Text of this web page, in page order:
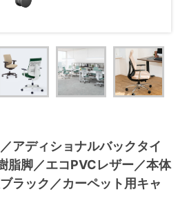
アディショナルバックタイ
脂脚／エコPVCレザー／本体
ラック／カーペット用キャ